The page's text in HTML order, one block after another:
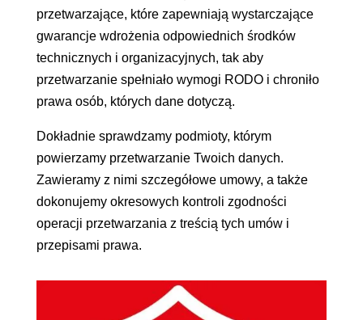
przetwarzające, które zapewniają wystarczające
gwarancje wdrożenia odpowiednich środków
technicznych i organizacyjnych, tak aby
przetwarzanie spełniało wymogi RODO i chroniło
prawa osób, których dane dotyczą.
Dokładnie sprawdzamy podmioty, którym
powierzamy przetwarzanie Twoich danych.
Zawieramy z nimi szczegółowe umowy, a także
dokonujemy okresowych kontroli zgodności
operacji przetwarzania z treścią tych umów i
przepisami prawa.